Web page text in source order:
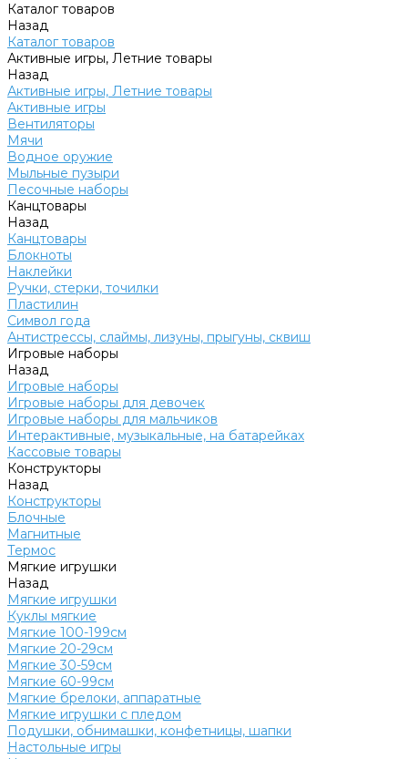
Каталог товаров
Назад
Каталог товаров
Активные игры, Летние товары
Назад
Активные игры, Летние товары
Активные игры
Вентиляторы
Мячи
Водное оружие
Мыльные пузыри
Песочные наборы
Канцтовары
Назад
Канцтовары
Блокноты
Наклейки
Ручки, стерки, точилки
Пластилин
Символ года
Антистрессы, слаймы, лизуны, прыгуны, сквиш
Игровые наборы
Назад
Игровые наборы
Игровые наборы для девочек
Игровые наборы для мальчиков
Интерактивные, музыкальные, на батарейках
Кассовые товары
Конструкторы
Назад
Конструкторы
Блочные
Магнитные
Термос
Мягкие игрушки
Назад
Мягкие игрушки
Куклы мягкие
Мягкие 100-199см
Мягкие 20-29см
Мягкие 30-59см
Мягкие 60-99см
Мягкие брелоки, аппаратные
Мягкие игрушки с пледом
Подушки, обнимашки, конфетницы, шапки
Настольные игры